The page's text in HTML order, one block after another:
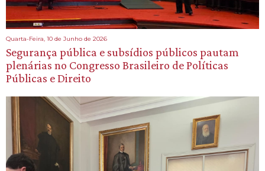
Quarta-Feira, 10 de Junho de 2026
Segurança pública e subsídios públicos pautam
plenárias no Congresso Brasileiro de Políticas
Públicas e Direito